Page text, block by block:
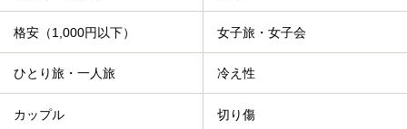
格安（1,000円以下） 女子旅・女子会
ひとり旅・一人旅 冷え性
カップル 切り傷